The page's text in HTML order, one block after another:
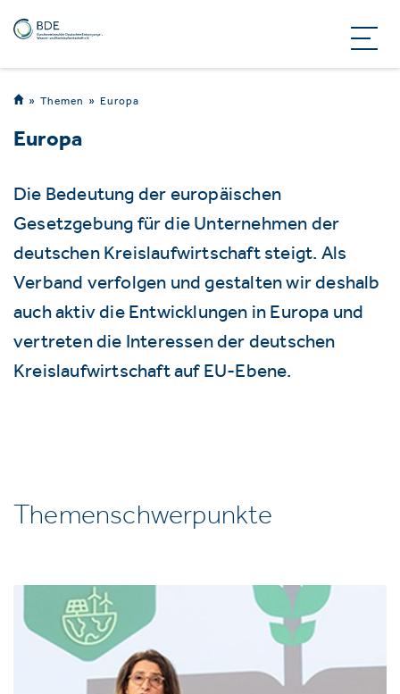
Themen Europa
Europa
Die Bedeutung der europäischen
Gesetzgebung für die Unternehmen der
deutschen Kreislaufwirtschaft steigt. Als
Verband verfolgen und gestalten wir deshalb
auch aktiv die Entwicklungen in Europa und
vertreten die Interessen der deutschen
Kreislaufwirtschaft auf EU-Ebene.
Themenschwerpunkte